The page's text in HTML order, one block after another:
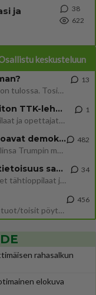
ja
38
622
keskusteluun
Uusi draamasarja järkyttävästä tapauksesta on tulossa. Tositapahtumiin perustuva sarja ammentaa vuoden 1986 Mikkelin pan
13
Ernest Lawson täräytti erikoisen heiton TTK-lehdistötilaisuudessa: " Onko tässä tarkoituksena...?"
Ernest Lawson esitteli uudet TTK-tähtioppilaat ja opettajat torstaina 6.8. lehdistölle. Tulevalla kaudella on yksi hausk
1
Jos SDP ei voita reilusti, persut kumoavat demokratian Suomesta
Näin tekisi ainakin Rydman seuratessaan idolinsa Trumpin mallia https://www.is.fi/politiikka/art-2000012187244.html
482
Uuden TTK-juontajan ympärillä epätietoisuus sakenee - Nyt MTV hämmentää soppaa
TTK tulee taas tänä syksynä. Ohjelman uudet tähtioppilaat julkistetaan torstaina 6. elokuuta klo 14 alkavassa lehdistö
34
Siinäpä se kysymys on otsikossa. Mitäpä siis tuot/toisit pöytään parisuhteessa? Oletko mies vai nainen? Koetko sen mitä
456
rahasalkun
elokuva